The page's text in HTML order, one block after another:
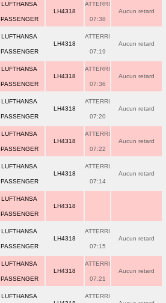
LUFTHANSA
PASSENGER
LH4318
ATTERRI
07:38
Aucun retard
LUFTHANSA
PASSENGER
LH4318
ATTERRI
07:19
Aucun retard
LUFTHANSA
PASSENGER
LH4318
ATTERRI
07:36
Aucun retard
LUFTHANSA
PASSENGER
LH4318
ATTERRI
07:20
Aucun retard
LUFTHANSA
PASSENGER
LH4318
ATTERRI
07:22
Aucun retard
LUFTHANSA
PASSENGER
LH4318
ATTERRI
07:14
Aucun retard
LUFTHANSA
PASSENGER
LH4318
LUFTHANSA
PASSENGER
LH4318
ATTERRI
07:15
Aucun retard
LUFTHANSA
PASSENGER
LH4318
ATTERRI
07:21
Aucun retard
LUFTHANSA ATTERRI